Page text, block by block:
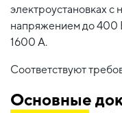
электроустановках
напряжением до 400
1600 А.
Соответствуют
Основные